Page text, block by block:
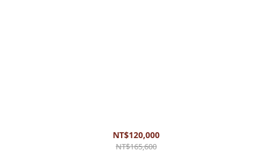
NT$120,000
NT$165,600